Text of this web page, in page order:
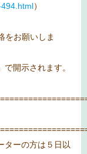
）
をお願いしま
開示されます。
ターの方は５日以